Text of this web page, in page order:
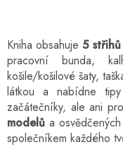
Kniha obsahuje5 střihů
pracovní bunda,
košile/košilové šaty,
látkou a nabídne
začátečníky, ale ani
modelů a
společníkem každého